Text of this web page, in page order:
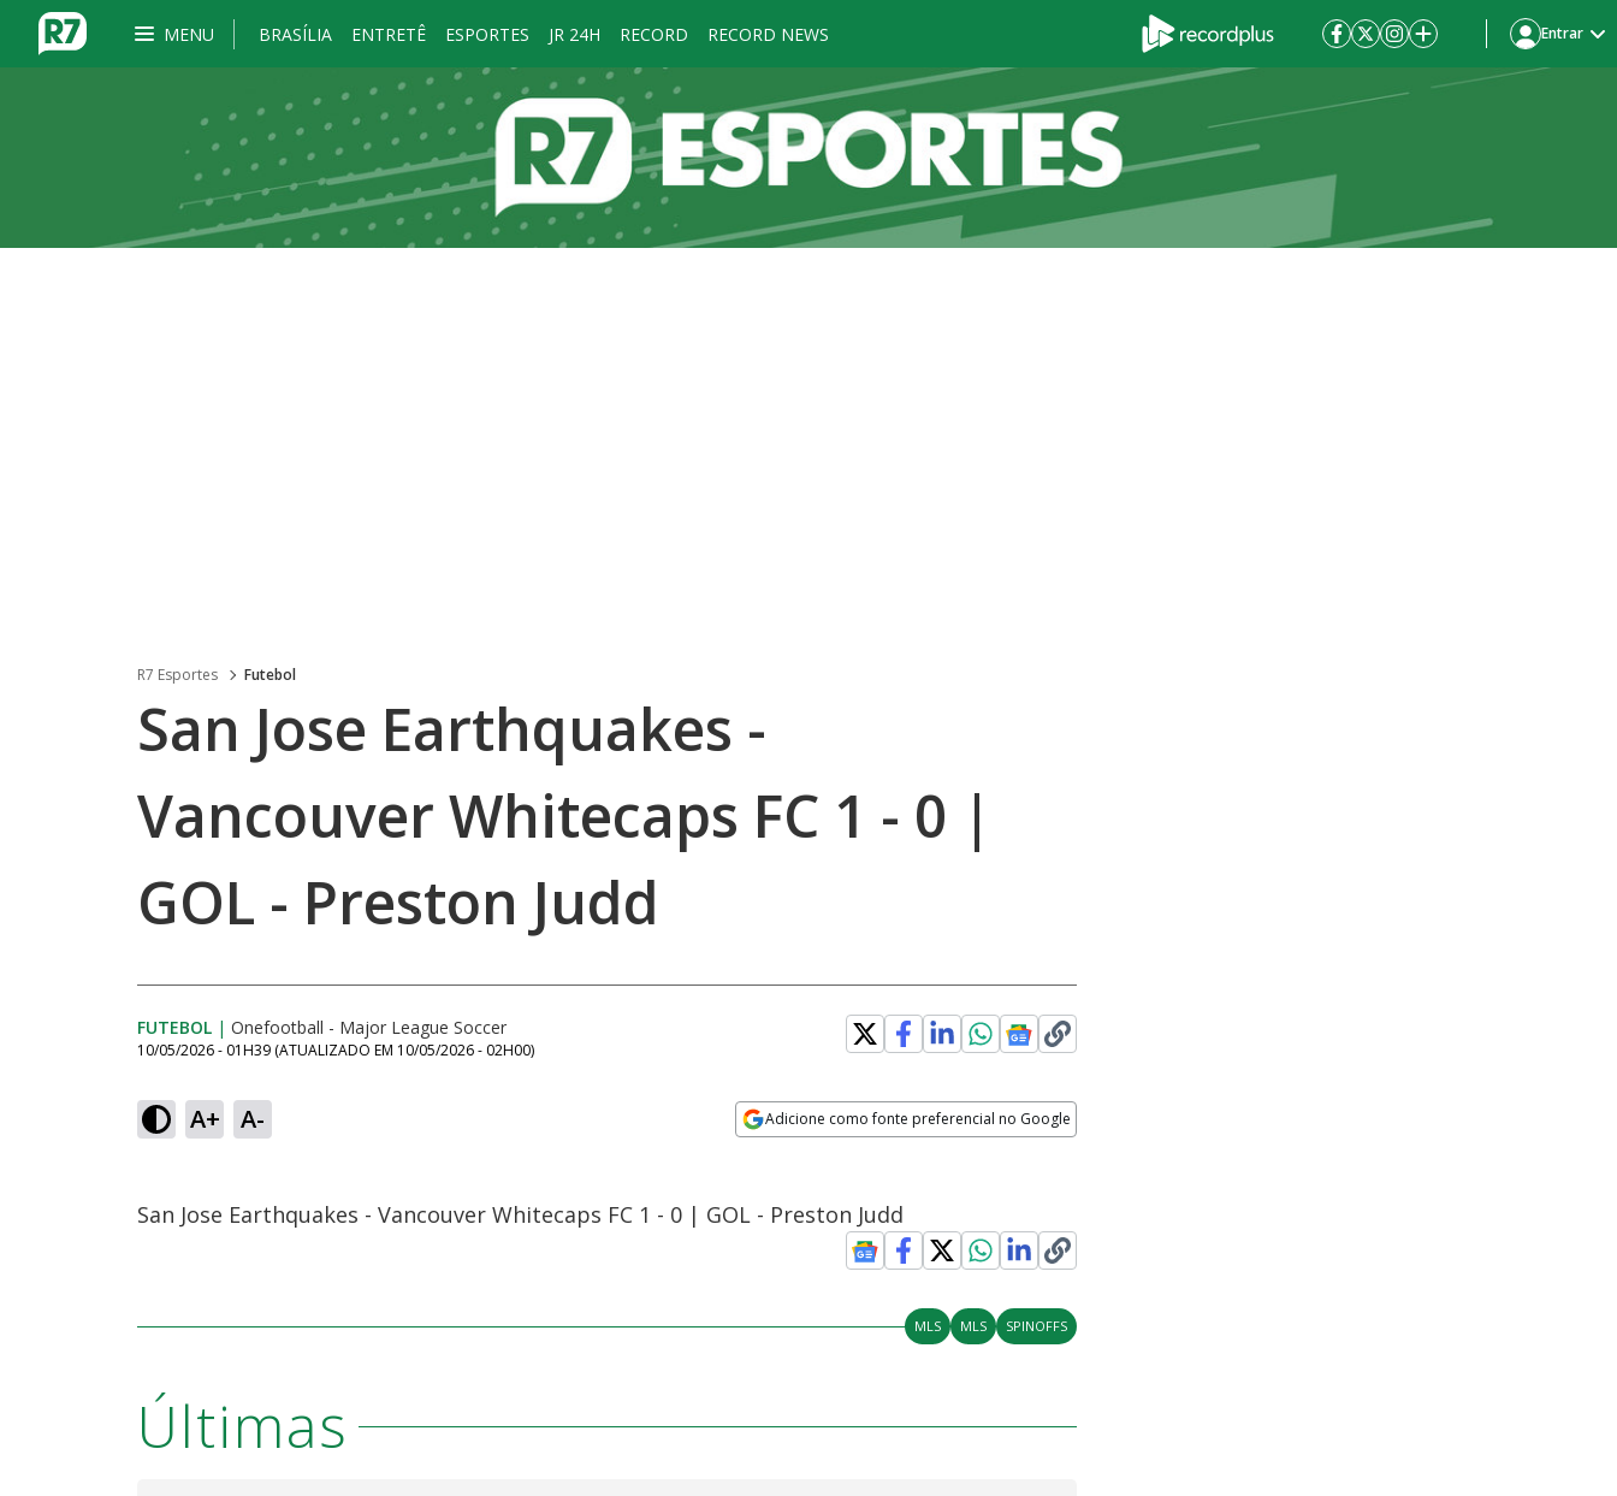
MENU BRASÍLIA ENTRETÊ ESPORTES JR 24H RECORD RECORD NEWS Entrar
R7 Esportes Futebol
San Jose Earthquakes -
Vancouver Whitecaps FC 1 - 0 |
GOL - Preston Judd
FUTEBOL | Onefootball - Major League Soccer
10/05/2026 - 01H39 (ATUALIZADO EM 10/05/2026 - 02H00)
A+ A- Adicione como fonte preferencial no Google
San Jose Earthquakes - Vancouver Whitecaps FC 1 - 0 | GOL - Preston Judd
MLS MLS SPINOFFS
Últimas